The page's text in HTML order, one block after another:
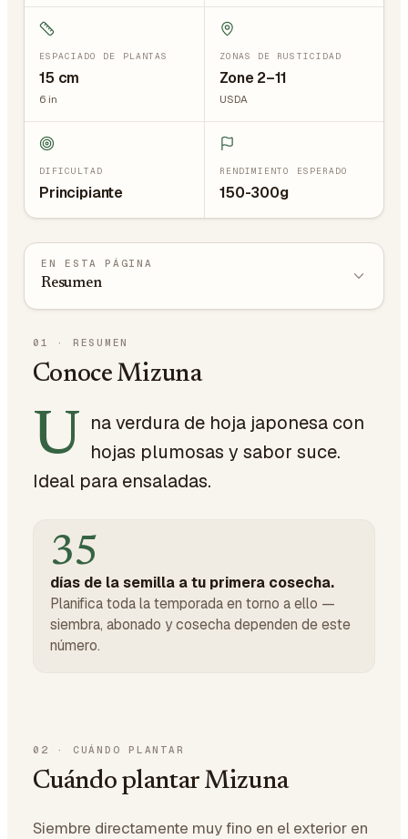
ESPACIADO DE PLANTAS
15 cm
6 in
ZONAS DE RUSTICIDAD
Zone 2–11
USDA
DIFICULTAD
Principiante
RENDIMIENTO ESPERADO
150-300g
EN ESTA PÁGINA
Resumen
01 · RESUMEN
Conoce Mizuna
U
na verdura de hoja japonesa con
hojas plumosas y sabor suce.
Ideal para ensaladas.
35
días de la semilla a tu primera cosecha.
Planifica toda la temporada en torno a ello —
siembra, abonado y cosecha dependen de este
número.
02 · CUÁNDO PLANTAR
Cuándo plantar Mizuna
Siembre directamente muy fino en el exterior en